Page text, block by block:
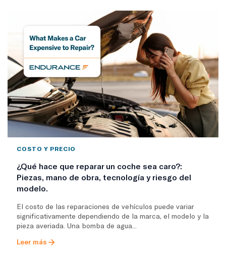
COSTO Y PRECIO
¿Qué hace que reparar un coche sea caro?:
Piezas, mano de obra, tecnología y riesgo del
modelo.
El costo de las reparaciones de vehículos puede variar
significativamente dependiendo de la marca, el modelo y la
pieza averiada. Una bomba de agua...
Leer más